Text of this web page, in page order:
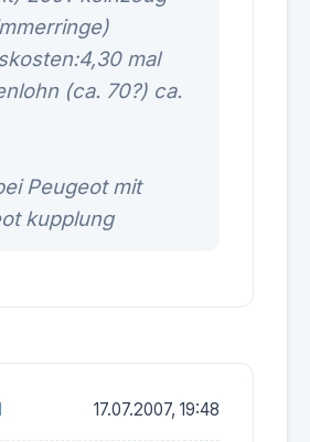
mal
(ca. 70?) ca.
Peugeot mit
kupplung
17.07.2007, 19:48